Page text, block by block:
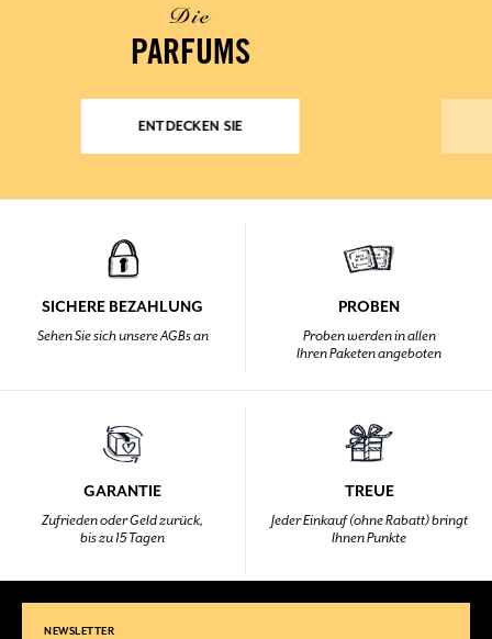
Die
PARFUMS
ENTDECKEN SIE
SICHERE BEZAHLUNG
Sehen Sie sich unsere AGBs an
PROBEN
Proben werden in allen
Ihren Paketen angeboten
GARANTIE
Zufrieden oder Geld zurück,
bis zu 15 Tagen
TREUE
Jeder Einkauf (ohne Rabatt) bringt
Ihnen Punkte
NEWSLETTER